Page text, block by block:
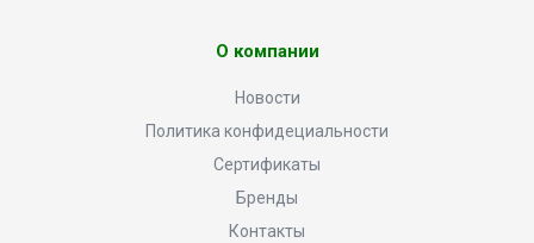
О компании
Новости
Политика конфидециальности
Сертификаты
Бренды
Контакты